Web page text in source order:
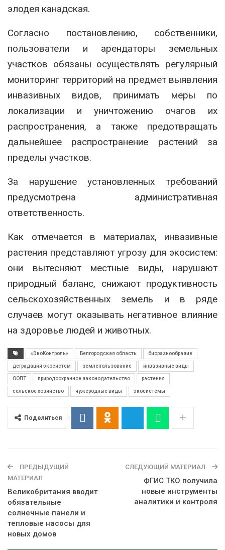
элодея канадская.
Согласно постановлению, собственники,
пользователи и арендаторы земельных
участков обязаны осуществлять регулярный
мониторинг территорий на предмет выявления
инвазивных видов, принимать меры по
локализации и уничтожению очагов их
распространения, а также предотвращать
дальнейшее распространение растений за
пределы участков.
За нарушение установленных требований
предусмотрена административная
ответственность.
Как отмечается в материалах, инвазивные
растения представляют угрозу для экосистем:
они вытесняют местные виды, нарушают
природный баланс, снижают продуктивность
сельскохозяйственных земель и в ряде
случаев могут оказывать негативное влияние
на здоровье людей и животных.
«ЭкоКонтроль» Белгородская область биоразнообразие
деградация экосистем землепользование инвазивные виды
ООПТ природоохранное законодательство растения
сельское хозяйство чужеродные виды экосистемы
Поделиться
ПРЕДЫДУЩИЙ
МАТЕРИАЛ
Великобритания вводит
обязательные
солнечные панели и
тепловые насосы для
новых домов
СЛЕДУЮЩИЙ МАТЕРИАЛ
ФГИС ТКО получила
новые инструменты
аналитики и контроля